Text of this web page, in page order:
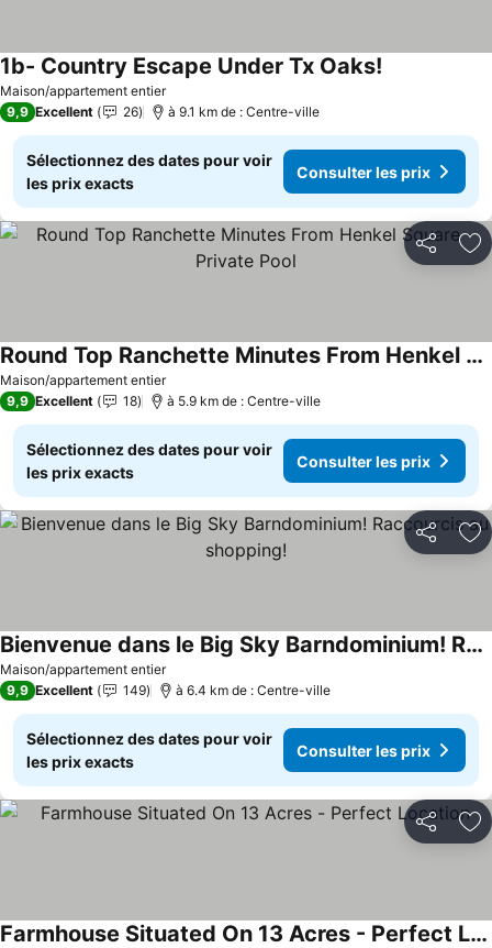
Maison/appartement entier
1b- Country Escape Under Tx Oaks!
9,9 Excellent 26 à 9.1 km de : Centre-ville
Sélectionnez des dates pour voir
les prix exacts
Consulter les prix
Partager
Maison/appartement entier
Round Top Ranchette Minutes From Henkel Square - Private Pool
Consulter les prix
9,9 Excellent 18 à 5.9 km de : Centre-ville
Sélectionnez des dates pour voir
les prix exacts
Consulter les prix
Partager
Maison/appartement entier
Bienvenue dans le Big Sky Barndominium! Raccourcis au shopping!
Consulter les prix
9,9 Excellent 149 à 6.4 km de : Centre-ville
Sélectionnez des dates pour voir
les prix exacts
Consulter les prix
Partager
Farmhouse Situated On 13 Acres - Perfect Location